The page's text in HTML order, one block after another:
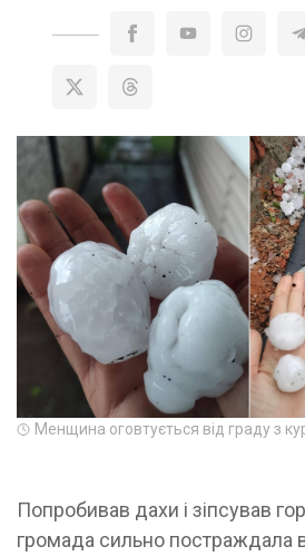
Менщина оговтується від граду з
Попробивав дахи і зіпсував
громада сильно постраждала